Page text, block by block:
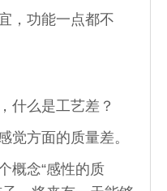
功能一点都不
么是工艺差？
方面的质量差。
念“感性的质